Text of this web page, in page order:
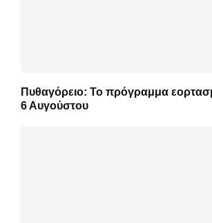
Πυθαγόρειο: Το πρόγραμμα
6 Αυγούστου